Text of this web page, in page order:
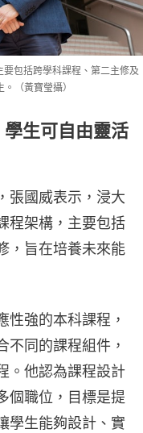
包括跨學科課程、第二主修及
（黃寶瑩攝）
生可自由靈活
張國威表示，浸大
程架構，主要包括
，旨在培養未來能
性強的本科課程，
不同的課程組件，
。他認為課程設計
個職位，目標是提
學生能夠設計、實